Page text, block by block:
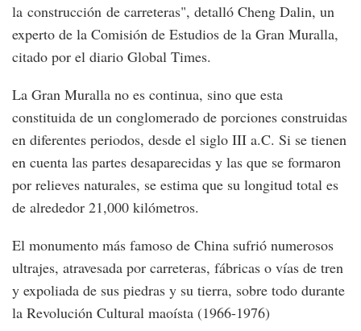
la construcción de carreteras", detalló Cheng Dalin, un
experto de la Comisión de Estudios de la Gran Muralla,
citado por el diario Global Times.
La Gran Muralla no es continua, sino que esta
constituida de un conglomerado de porciones construidas
en diferentes periodos, desde el siglo III a.C. Si se tienen
en cuenta las partes desaparecidas y las que se formaron
por relieves naturales, se estima que su longitud total es
de alrededor 21,000 kilómetros.
El monumento más famoso de China sufrió numerosos
ultrajes, atravesada por carreteras, fábricas o vías de tren
y expoliada de sus piedras y su tierra, sobre todo durante
la Revolución Cultural maoísta (1966-1976)